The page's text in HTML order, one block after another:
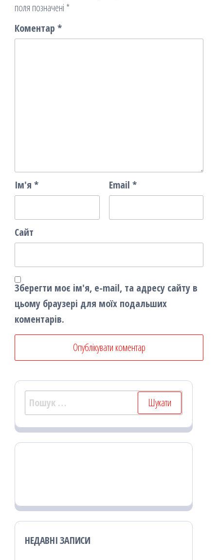
поля позначені *
Коментар *
Ім'я * Email *
Сайт
Зберегти моє ім'я, e-mail, та адресу сайту в
цьому браузері для моїх подальших
коментарів.
Пошук:
НЕДАВНІ ЗАПИСИ